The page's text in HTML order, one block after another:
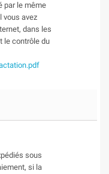
par le même
vous avez
dans les
le contrôle du
sous
si la